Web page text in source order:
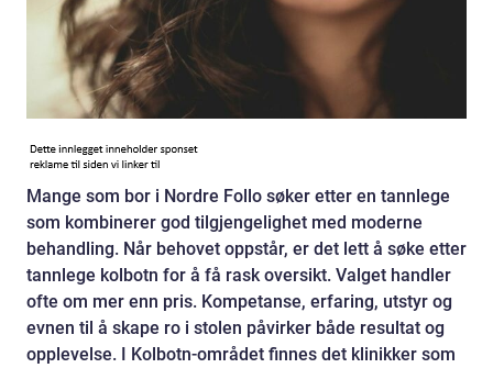
Mange som bor i Nordre Follo søker etter en tannlege
som kombinerer god tilgjengelighet med moderne
behandling. Når behovet oppstår, er det lett å søke etter
tannlege kolbotn for å få rask oversikt. Valget handler
ofte om mer enn pris. Kompetanse, erfaring, utstyr og
evnen til å skape ro i stolen påvirker både resultat og
opplevelse. I Kolbotn-området finnes det klinikker som